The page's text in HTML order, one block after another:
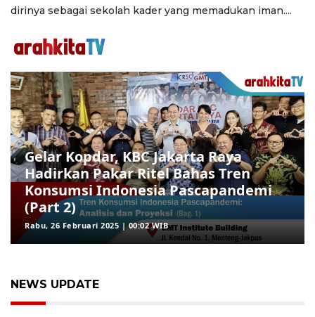
dirinya sebagai sekolah kader yang memadukan iman....
Gelar Kopdar, KBC Jakarta Raya
Hadirkan Pakar Ritel Bahas Tren
Konsumsi Indonesia Pascapandemi
(Part 2)
Rabu, 26 Februari 2025 | 00:02 WIB
NEWS UPDATE